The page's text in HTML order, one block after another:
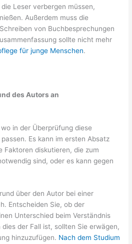
Leser verbergen müssen,
Außerdem muss die
von Buchbesprechungen
sollte nicht mehr
für junge Menschen.
des Autors an
in der Überprüfung diese
Es kann im ersten Absatz
Faktoren diskutieren, die zum
sind, oder es kann gegen
über den Autor bei einer
Entscheiden Sie, ob der
Unterschied beim Verständnis
der Fall ist, sollten Sie erwägen,
hinzuzufügen. Nach dem Studium